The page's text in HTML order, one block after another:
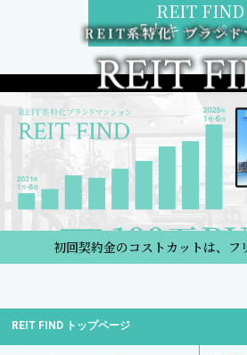
REIT FIND
5大キャンペ
初回契約金のコストカットは、フ
REIT FIND トップページ